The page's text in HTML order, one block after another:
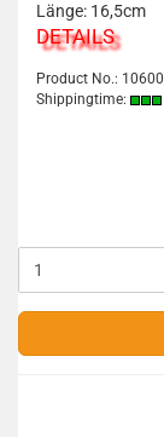
Länge: 16,5cm
DETAILS
Product No.: 10600
Shippingtime: